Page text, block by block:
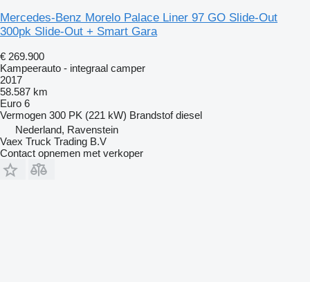
Mercedes-Benz Morelo Palace Liner 97 GO Slide-Out
300pk Slide-Out + Smart Gara
€ 269.900
Kampeerauto - integraal camper
2017
58.587 km
Euro 6
Vermogen 300 PK (221 kW) Brandstof diesel
Nederland, Ravenstein
Vaex Truck Trading B.V
Contact opnemen met verkoper